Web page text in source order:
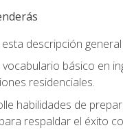
descripción
básico en
residenciales.
habilidades de
respaldar el éxito